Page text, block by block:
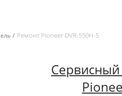
/ Ремонт Pioneer DVR-550H-S